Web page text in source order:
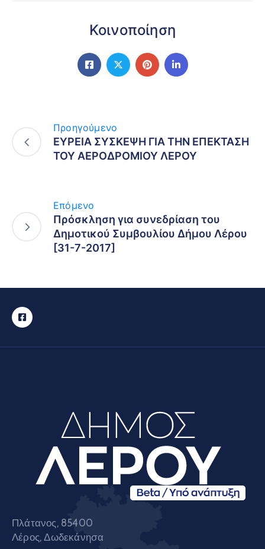
Κοινοποίηση
Προηγούμενο
ΕΥΡΕΙΑ ΣΥΣΚΕΨΗ ΓΙΑ ΤΗΝ ΕΠΕΚΤΑΣΗ
ΤΟΥ ΑΕΡΟΔΡΟΜΙΟΥ ΛΕΡΟΥ
Επόμενο
Πρόσκληση για συνεδρίαση του
Δημοτικού Συμβουλίου Δήμου Λέρου
[31-7-2017]
Πλάτανος, 85400
Λέρος, Δωδεκάνησα